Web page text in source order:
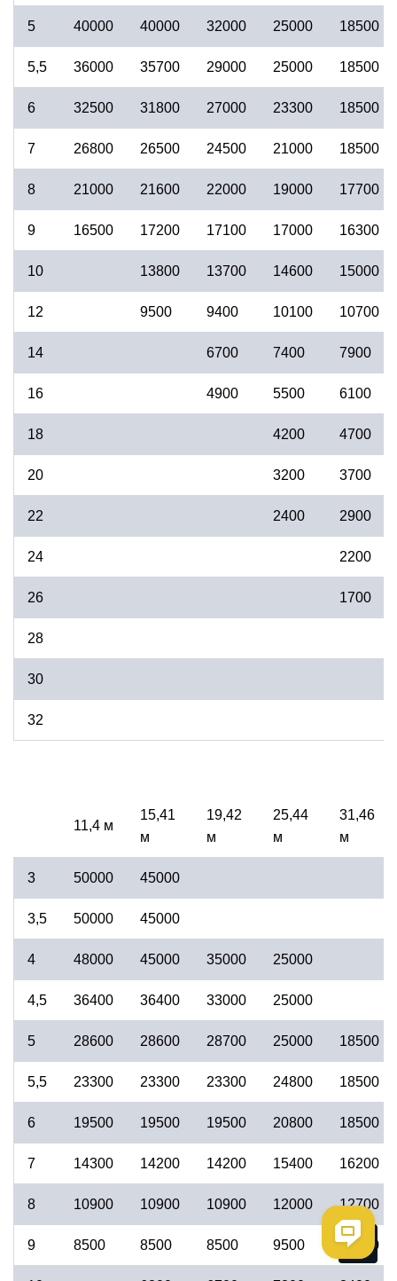
5 40000 40000 32000 25000 18500
5,5 36000 35700 29000 25000 18500
6 32500 31800 27000 23300 18500
7 26800 26500 24500 21000 18500
8 21000 21600 22000 19000 17700
9 16500 17200 17100 17000 16300
10 13800 13700 14600 15000
12 9500 9400 10100 10700
14 6700 7400 7900
16 4900 5500 6100
18 4200 4700
20 3200 3700
22 2400 2900
24 2200
26 1700
28
30
32
11,4 м
15,41
м
19,42
м
25,44
м
31,46
м
3 50000 45000
3,5 50000 45000
4 48000 45000 35000 25000
4,5 36400 36400 33000 25000
5 28600 28600 28700 25000 18500
5,5 23300 23300 23300 24800 18500
6 19500 19500 19500 20800 18500
7 14300 14200 14200 15400 16200
8 10900 10900 10900 12000 12700
9 8500 8500 8500 9500 10200